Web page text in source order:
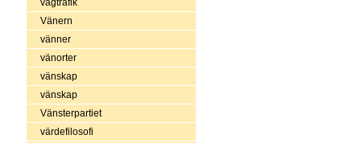
vägtrafik
Vänern
vänner
vänorter
vänskap
vänskap
Vänsterpartiet
värdefilosofi